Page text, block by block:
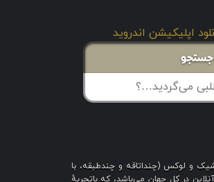
شیک و لوکس (چنداتاقه و چندطبقه، با
در کل جهان می‌باشد، که باتجربهٔ